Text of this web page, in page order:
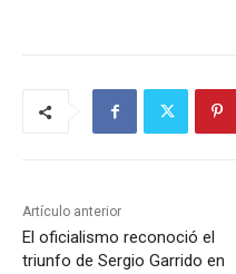
Artículo anterior
El oficialismo reconoció el
triunfo de Sergio Garrido en